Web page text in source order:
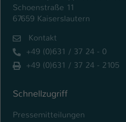
Schoenstraße 11
67659 Kaiserslautern
Kontakt
+49 (0)631 / 37 24 - 0
+49 (0)631 / 37 24 - 2105
Schnellzugriff
Pressemitteilungen